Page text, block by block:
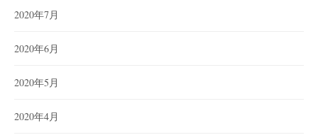
2020年7月
2020年6月
2020年5月
2020年4月